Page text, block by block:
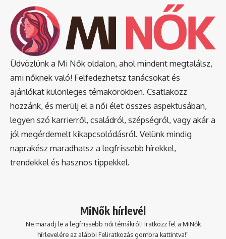
Üdvözlünk a Mi Nők oldalon, ahol mindent megtalálsz,
ami nőknek való! Felfedezhetsz tanácsokat és
ajánlókat különleges témakörökben. Csatlakozz
hozzánk, és merülj el a női élet összes aspektusában,
legyen szó karrierről, családról, szépségről, vagy akár a
jól megérdemelt kikapcsolódásról. Velünk mindig
naprakész maradhatsz a legfrissebb hírekkel,
trendekkel és hasznos tippekkel.
MiNők hírlevél
Ne maradj le a legfrissebb női témákról! Iratkozz fel a MiNők
hírlevelére az alábbi Feliratkozás gombra kattintva!"